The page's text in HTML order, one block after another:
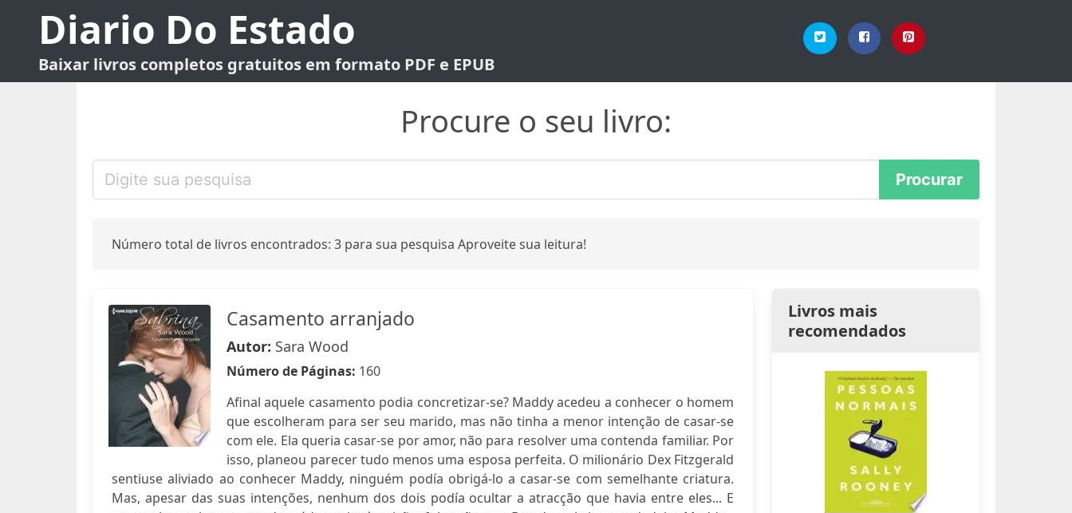
Diario Do Estado
Baixar livros completos gratuitos em formato PDF e EPUB
Procure o seu livro:
Número total de livros encontrados: 3 para sua pesquisa Aproveite sua leitura!
Casamento arranjado
Autor: Sara Wood
Número de Páginas: 160
Afinal aquele casamento podia concretizar-se? Maddy acedeu a conhecer o homem
que escolheram para ser seu marido, mas não tinha a menor intenção de casar-se
com ele. Ela queria casar-se por amor, não para resolver uma contenda familiar. Por
isso, planeou parecer tudo menos uma esposa perfeita. O milionário Dex Fitzgerald
sentiuse aliviado ao conhecer Maddy, ninguém podía obrigá-lo a casar-se com semelhante criatura.
Mas, apesar das suas intenções, nenhum dos dois podía ocultar a atracção que havia entre eles... E
Livros mais
recomendados